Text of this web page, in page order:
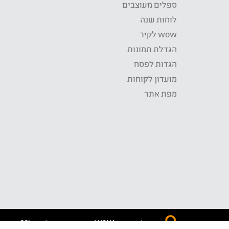
ספלים מעוצבים
לוחות שנה
wow לקיר
הגדלת תמונות
הגדות לפסח
מועדון לקוחות
מפת אתר
התשלום באתר WOW מאובטח בטכנולוגית SSL